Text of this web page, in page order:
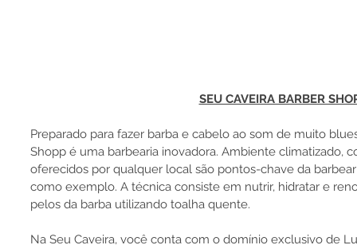
SEU CAVEIRA BARBER
Preparado para fazer barba e cabelo ao som de muito
Shopp é uma barbearia inovadora. Ambiente climatizado,
oferecidos por qualquer local são pontos-chave da
como exemplo. A técnica consiste em nutrir, hidratar e
pelos da barba utilizando toalha quente.
Na Seu Caveira, você conta com o domínio exclusivo de